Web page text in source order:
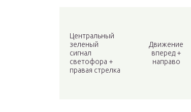
Центральный
зеленый
сигнал
светофора +
правая стрелка
Движение
вперед +
направо